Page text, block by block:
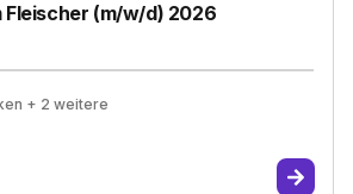
Fleischer (m/w/d) 2026
+ 2 weitere